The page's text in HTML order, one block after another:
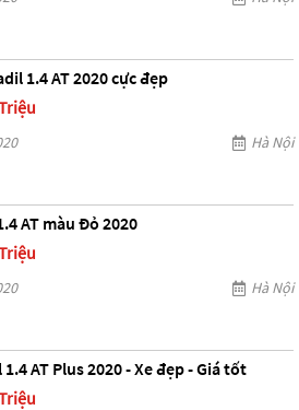
1.4 AT 2020 cực đẹp
Hà Nội
AT màu Đỏ 2020
Hà Nội
AT Plus 2020 - Xe đẹp - Giá tốt